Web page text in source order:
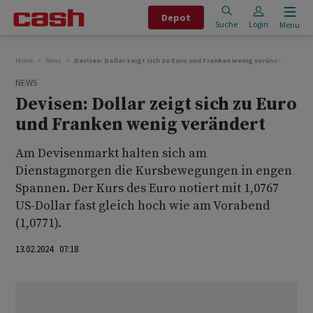
Depot
Suche Login Menu
Home News Devisen: Dollar zeigt sich zu Euro und Franken wenig verändert
NEWS
Devisen: Dollar zeigt sich zu Euro
und Franken wenig verändert
Am Devisenmarkt halten sich am
Dienstagmorgen die Kursbewegungen in engen
Spannen. Der Kurs des Euro notiert mit 1,0767
US-Dollar fast gleich hoch wie am Vorabend
(1,0771).
13.02.2024 07:18